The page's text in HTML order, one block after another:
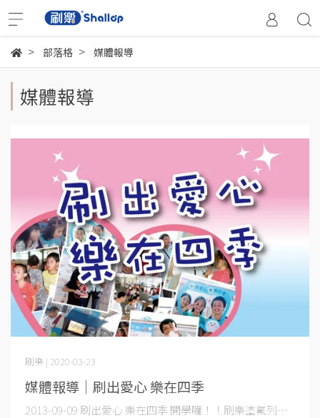
部落格 媒體報導
媒體報導
媒體報導│刷出愛心 樂在四季
刷樂 | 2020-03-23
2013-09-09 刷出愛心 樂在四季 開學囉！！刷樂塗氟列⋯